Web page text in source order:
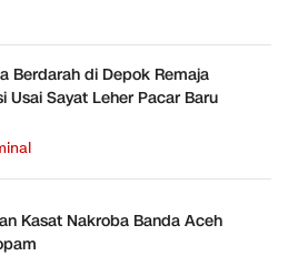
Berdarah di Depok Remaja
Usai Sayat Leher Pacar Baru
Kasat Nakroba Banda Aceh